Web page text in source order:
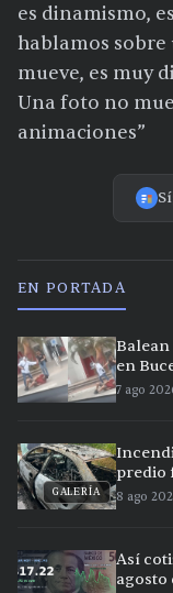
es dinamismo,
hablamos
mueve, es muy
Una foto no
animaciones”
EN PORTADA
en
7 ago
GALERÍA
predio
8 ago
Así
agosto